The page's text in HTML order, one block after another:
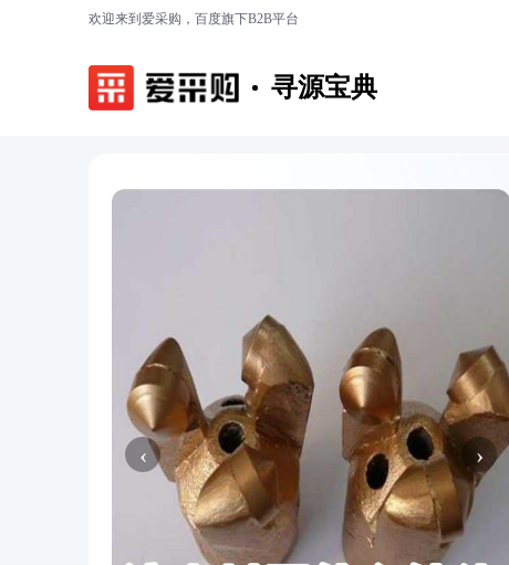
欢迎来到爱采购，百度旗下B2B平台
寻源宝典
‹ ›